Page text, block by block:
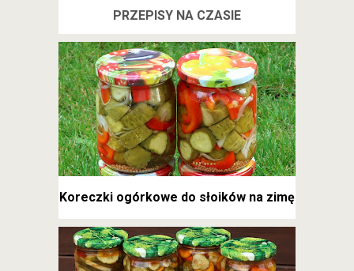
PRZEPISY NA CZASIE
Koreczki ogórkowe do słoików na zimę